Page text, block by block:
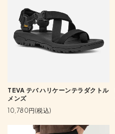
TEVA テバ ハリケーンテラダクトル
メンズ
10,780円(税込)